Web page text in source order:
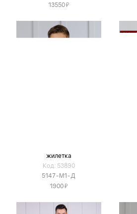
13550Я
жилетка
Код: 53890
5147-М1-Д
1900Я